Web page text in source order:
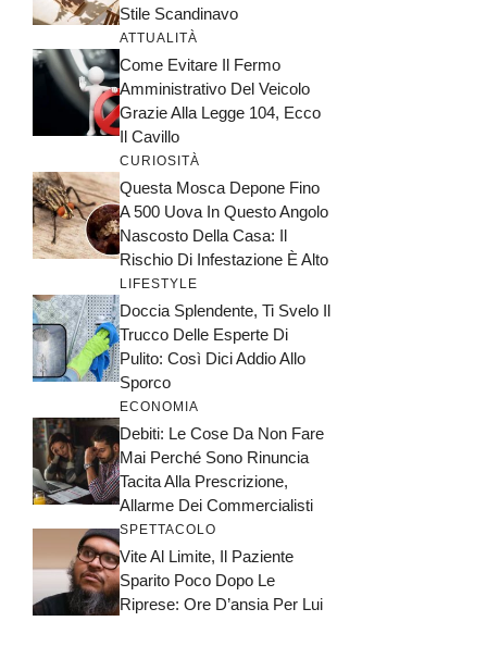
Stile Scandinavo
ATTUALITÀ
Come Evitare Il Fermo
Amministrativo Del Veicolo
Grazie Alla Legge 104, Ecco
Il Cavillo
CURIOSITÀ
Questa Mosca Depone Fino
A 500 Uova In Questo Angolo
Nascosto Della Casa: Il
Rischio Di Infestazione È Alto
LIFESTYLE
Doccia Splendente, Ti Svelo Il
Trucco Delle Esperte Di
Pulito: Così Dici Addio Allo
Sporco
ECONOMIA
Debiti: Le Cose Da Non Fare
Mai Perché Sono Rinuncia
Tacita Alla Prescrizione,
Allarme Dei Commercialisti
SPETTACOLO
Vite Al Limite, Il Paziente
Sparito Poco Dopo Le
Riprese: Ore D’ansia Per Lui